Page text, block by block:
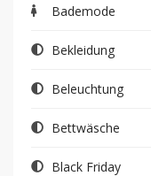
Bademode
Bekleidung
Beleuchtung
Bettwäsche
Black Friday